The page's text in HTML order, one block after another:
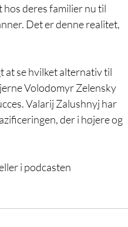
deres familier nu til
Det er denne realitet,
at se hvilket alternativ til
Volodomyr Zelensky
Valarij Zalushnyj har
der i højere og
i podcasten